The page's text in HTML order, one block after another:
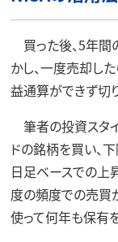
買った後、5年間
かし、一度売却し
益通算ができず切
筆者の投資スタ
ドの銘柄を買い、
日足ベースでの上
度の頻度での売買
使って何年も保有